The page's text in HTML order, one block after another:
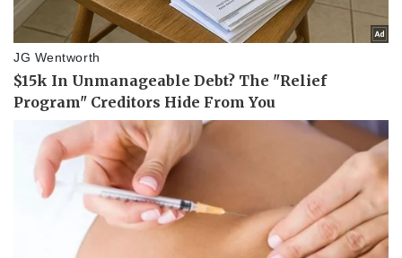
Sức khỏe
Dinh dưỡng - món ngon
Cây thuốc
Sản phụ khoa
Tình yêu - Gia đình